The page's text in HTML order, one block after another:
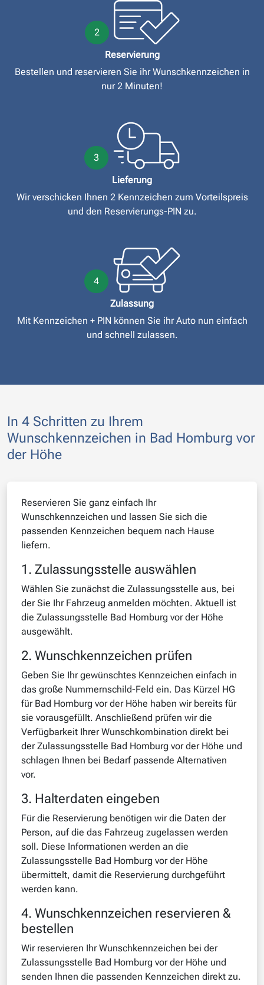
2
Reservierung
Bestellen und reservieren Sie ihr Wunschkennzeichen in
nur 2 Minuten!
3
Lieferung
Wir verschicken Ihnen 2 Kennzeichen zum Vorteilspreis
und den Reservierungs-PIN zu.
4
Zulassung
Mit Kennzeichen + PIN können Sie ihr Auto nun einfach
und schnell zulassen.
In 4 Schritten zu Ihrem
Wunschkennzeichen in Bad Homburg vor
der Höhe
Reservieren Sie ganz einfach Ihr
Wunschkennzeichen und lassen Sie sich die
passenden Kennzeichen bequem nach Hause
liefern.
1. Zulassungsstelle auswählen
Wählen Sie zunächst die Zulassungsstelle aus, bei
der Sie Ihr Fahrzeug anmelden möchten. Aktuell ist
die Zulassungsstelle Bad Homburg vor der Höhe
ausgewählt.
2. Wunschkennzeichen prüfen
Geben Sie Ihr gewünschtes Kennzeichen einfach in
das große Nummernschild-Feld ein. Das Kürzel HG
für Bad Homburg vor der Höhe haben wir bereits für
sie vorausgefüllt. Anschließend prüfen wir die
Verfügbarkeit Ihrer Wunschkombination direkt bei
der Zulassungsstelle Bad Homburg vor der Höhe und
schlagen Ihnen bei Bedarf passende Alternativen
vor.
3. Halterdaten eingeben
Für die Reservierung benötigen wir die Daten der
Person, auf die das Fahrzeug zugelassen werden
soll. Diese Informationen werden an die
Zulassungsstelle Bad Homburg vor der Höhe
übermittelt, damit die Reservierung durchgeführt
werden kann.
4. Wunschkennzeichen reservieren &
bestellen
Wir reservieren Ihr Wunschkennzeichen bei der
Zulassungsstelle Bad Homburg vor der Höhe und
senden Ihnen die passenden Kennzeichen direkt zu.